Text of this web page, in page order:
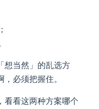
想当然」的乱选方
必须把握住。
看看这两种方案哪个